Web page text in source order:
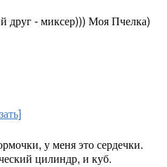
- миксер))) Моя Пчелка)
у меня это сердечки.
цилиндр, и куб.